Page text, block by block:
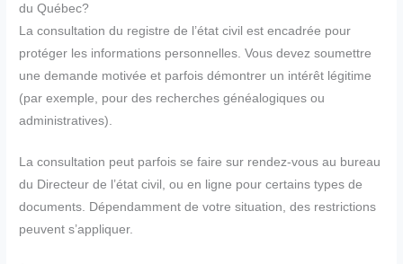
du Québec?
La consultation du registre de l’état civil est encadrée pour
protéger les informations personnelles. Vous devez soumettre
une demande motivée et parfois démontrer un intérêt légitime
(par exemple, pour des recherches généalogiques ou
administratives).
La consultation peut parfois se faire sur rendez-vous au bureau
du Directeur de l’état civil, ou en ligne pour certains types de
documents. Dépendamment de votre situation, des restrictions
peuvent s’appliquer.